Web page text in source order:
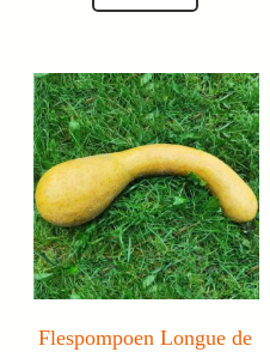
Flespompoen Longue de